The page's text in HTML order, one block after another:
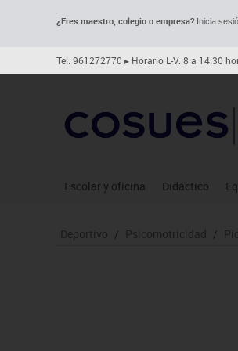
¿Eres maestro, colegio o empresa?Inicia
Tel: 961272770 ▸ Horario L-V: 8 a 14:30
Escolar y oficina
Archivo
Didáctico
Asociación y
Deportivo / Psicomotricidad /